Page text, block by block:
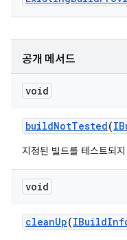
공개 메서드
void
buildNotTested(
지정된 빌드를 테스트되
void
cleanUp(IBuild